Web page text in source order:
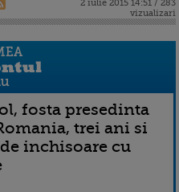
2 iulie 2015 14:51 / 283
vizualizari
fosta presedinta
trei ani si
inchisoare cu